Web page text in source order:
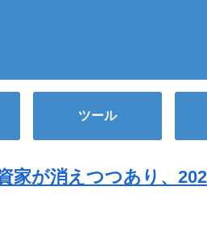
ツール
家が消えつつあり、